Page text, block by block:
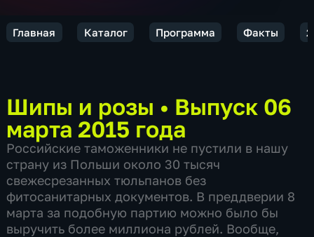
Главная Каталог Программа Факты
Шипы и розы • Выпуск 06
марта 2015 года
Российские таможенники не пустили в нашу
страну из Польши около 30 тысяч
свежесрезанных тюльпанов без
фитосанитарных документов. В преддверии 8
марта за подобную партию можно было бы
выручить более миллиона рублей. Вообще,